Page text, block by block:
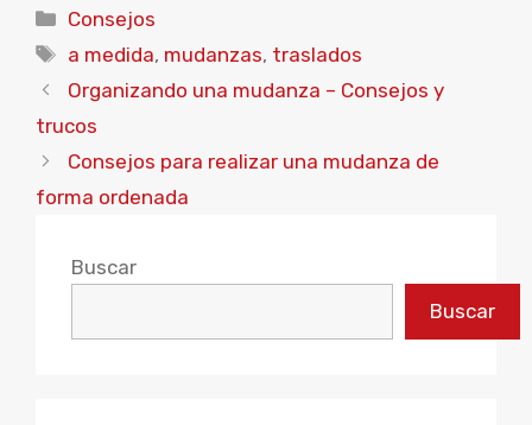
Categorías
Consejos
Etiquetas
a medida, mudanzas, traslados
Organizando una mudanza – Consejos y
trucos
Consejos para realizar una mudanza de
forma ordenada
Buscar
Buscar